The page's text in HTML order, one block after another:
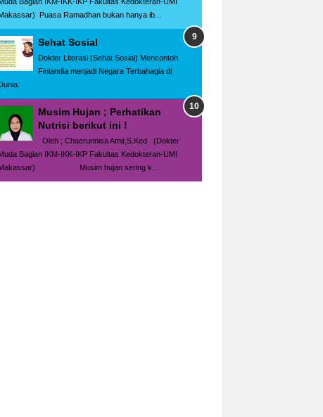
Bagian IKM-IKK-IKP Fakultas Kedokteran-UMI
Puasa Ramadhan bukan hanya ib...
Sehat Sosial
Dokter Literasi (Sehat Sosial) Mencontoh
Finlandia menjadi Negara Terbahagia di
Dunia.
Musim Hujan ; Perhatikan
Nutrisi berikut ini !
Oleh ; Chaerunnisa Amir,S.Ked (Dokter
Bagian IKM-IKK-IKP Fakultas Kedokteran-UMI
Musim hujan sering k...